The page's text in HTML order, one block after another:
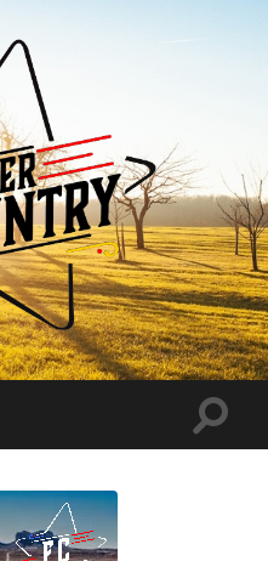
Toggle